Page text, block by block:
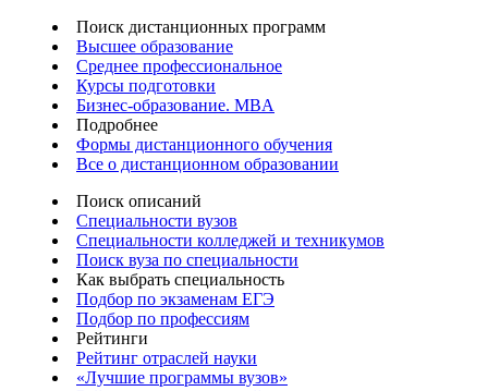
Поиск дистанционных программ
Высшее образование
Среднее профессиональное
Курсы подготовки
Бизнес-образование. MBA
Подробнее
Формы дистанционного обучения
Все о дистанционном образовании
Поиск описаний
Специальности вузов
Специальности колледжей и техникумов
Поиск вуза по специальности
Как выбрать специальность
Подбор по экзаменам ЕГЭ
Подбор по профессиям
Рейтинги
Рейтинг отраслей науки
«Лучшие программы вузов»